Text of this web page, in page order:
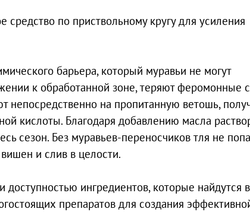
по приствольному кругу для усиления
барьера, который муравьи не могут
к обработанной зоне, теряют феромонные
непосредственно на пропитанную ветошь,
кислоты. Благодаря добавлению масла
сезон. Без муравьев-переносчиков тля не
и слив в целости.
доступностью ингредиентов, которые найдутся
препаратов для создания